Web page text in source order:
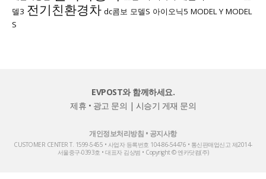
델3 전기친환경차 dc콤보 모델S 아이오닉5 MODEL Y MODEL
S
EVPOST와 함께하세요.
제휴 • 광고 문의 | 시승기 게재 문의
개인정보처리방침 • 공지사항
CUSTOMER CENTER T. 1599-5455 • 사업자 등록번호 104-86-54476 • 통신판매업신고 제2014-
서울중구-0393호 • 대표자 김상범 • Copyright © 엔카닷컴(주)